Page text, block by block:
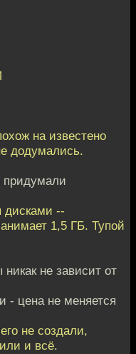
на известено
додумались.
придумали
дисками --
1,5 ГБ. Тупой
не зависит от
- цена не меняется
не создали,
и всё.